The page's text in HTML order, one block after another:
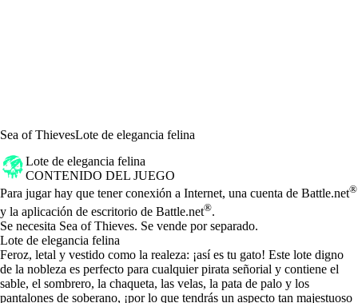
Sea of ThievesLote de elegancia felina
Lote de elegancia felina
CONTENIDO DEL JUEGO
Precio
Available actions
Para jugar hay que tener conexión a Internet, una cuenta de Battle.net®
y la aplicación de escritorio de Battle.net®.
Se necesita Sea of Thieves. Se vende por separado.
Lote de elegancia felina
Feroz, letal y vestido como la realeza: ¡así es tu gato! Este lote digno
de la nobleza es perfecto para cualquier pirata señorial y contiene el
sable, el sombrero, la chaqueta, las velas, la pata de palo y los
pantalones de soberano, ¡por lo que tendrás un aspecto tan majestuoso